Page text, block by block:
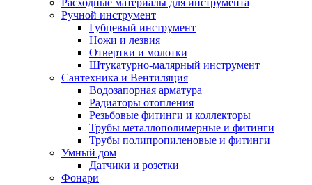
Расходные материалы для инструмента
Ручной инструмент
Губцевый инструмент
Ножи и лезвия
Отвертки и молотки
Штукатурно-малярный инструмент
Сантехника и Вентиляция
Водозапорная арматура
Радиаторы отопления
Резьбовые фитинги и коллекторы
Трубы металлополимерные и фитинги
Трубы полипропиленовые и фитинги
Умный дом
Датчики и розетки
Фонари